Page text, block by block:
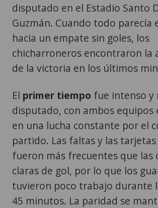
disputado en el Estadio Santo
Guzmán. Cuando todo parecía
hacia un empate sin goles, los
chicharroneros encontraron la
de la victoria en los últimos
El primer tiempo fue intenso y
disputado, con ambos equipos
en una lucha constante por el
partido. Las faltas y las
fueron más frecuentes que las
claras de gol, por lo que los
tuvieron poco trabajo durante
45 minutos. La paridad se